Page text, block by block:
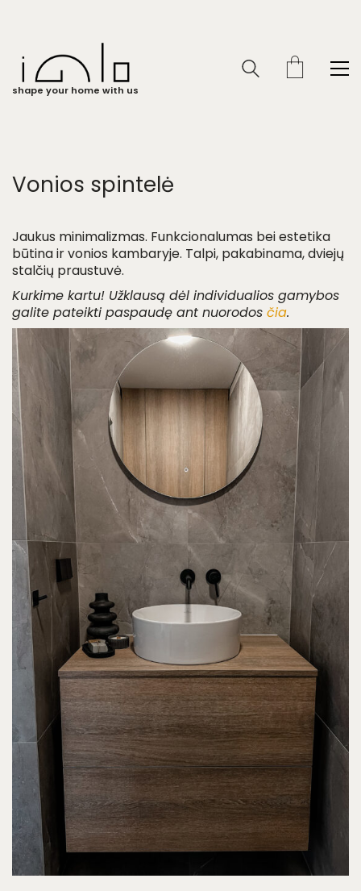
shape your home with us
Vonios spintelė
Jaukus minimalizmas. Funkcionalumas bei estetika
būtina ir vonios kambaryje. Talpi, pakabinama, dviejų
stalčių praustuvė.
Kurkime kartu! Užklausą dėl individualios gamybos
galite pateikti paspaudę ant nuorodos čia.